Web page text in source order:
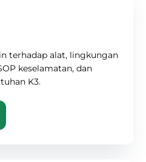
terhadap alat, lingkungan
keselamatan, dan
K3.